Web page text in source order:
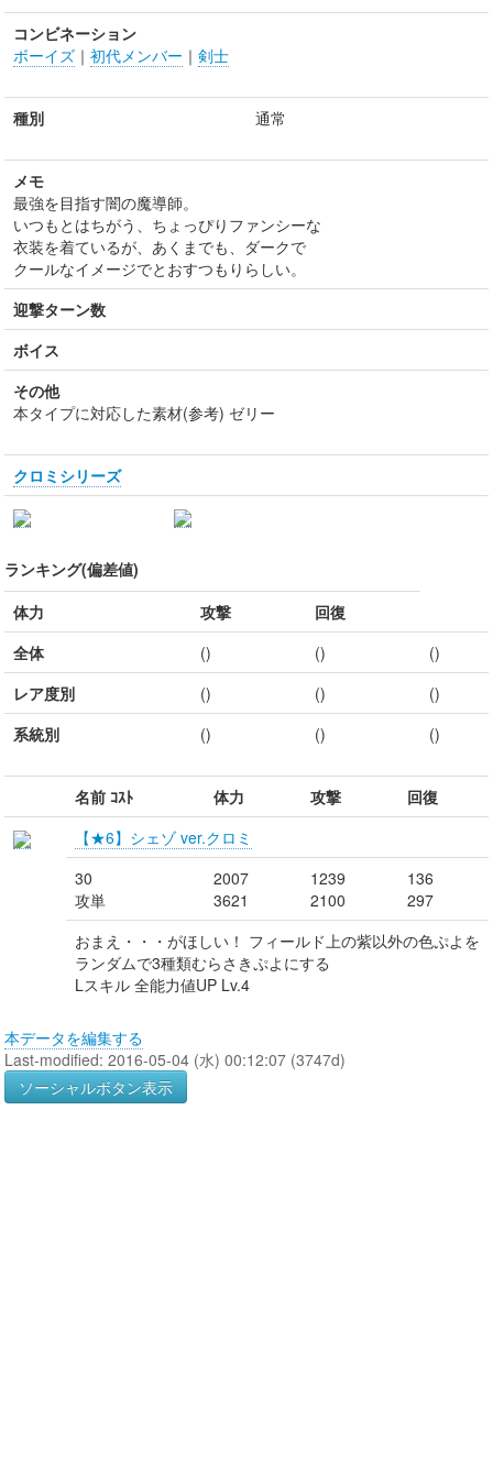
コンビネーション
ボーイズ ｜ 初代メンバー ｜ 剣士
種別 通常
メモ
最強を目指す闇の魔導師。
いつもとはちがう、ちょっぴりファンシーな
衣装を着ているが、あくまでも、ダークで
クールなイメージでとおすつもりらしい。
迎撃ターン数
ボイス
その他
本タイプに対応した素材(参考) ゼリー
クロミシリーズ
ランキング(偏差値)
体力
攻撃
回復
全体
() ()
()
レア度別
() ()
()
系統別
() () ()
名前 ｺｽﾄ 体力 攻撃
回復
【★6】シェゾ ver.クロミ
30
攻単
2007
3621
1239
2100
136
297
おまえ・・・がほしい！ フィールド上の紫以外の色ぷよを
ランダムで3種類むらさきぷよにする
Lスキル 全能力値UP Lv.4
本データを編集する
Last-modified: 2016-05-04 (水) 00:12:07 (3747d)
ソーシャルボタン表示